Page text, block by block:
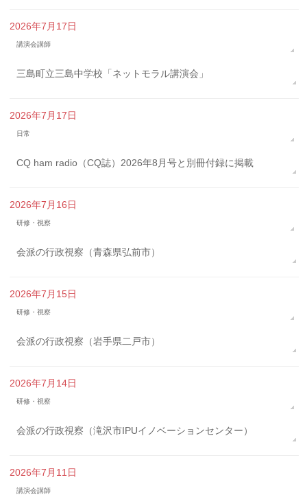
2026年7月17日
講演会講師
三島町立三島中学校「ネットモラル講演会」
2026年7月17日
日常
CQ ham radio（CQ誌）2026年8月号と別冊付録に掲載
2026年7月16日
研修・視察
会派の行政視察（青森県弘前市）
2026年7月15日
研修・視察
会派の行政視察（岩手県二戸市）
2026年7月14日
研修・視察
会派の行政視察（滝沢市IPUイノベーションセンター）
2026年7月11日
講演会講師